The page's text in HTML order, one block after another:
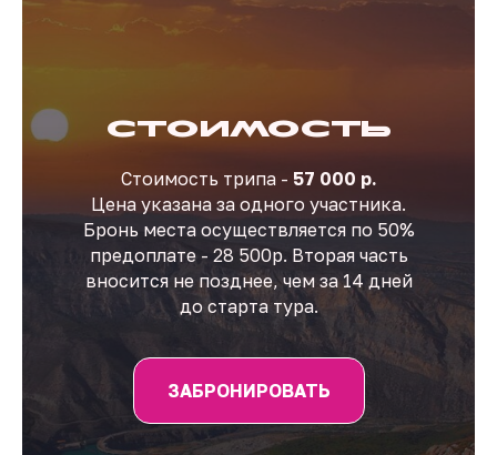
Стоимость
Стоимость трипа - 57 000 р.
Цена указана за одного участника.
Бронь места осуществляется по 50%
предоплате - 28 500р. Вторая часть
вносится не позднее, чем за 14 дней
до старта тура.
ЗАБРОНИРОВАТЬ